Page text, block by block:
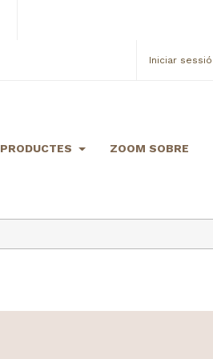
Iniciar sessió
PRODUCTES ZOOM SOBRE